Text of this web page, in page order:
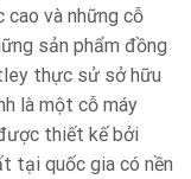
cao và những cỗ
sản phẩm đồng
thực sử sở hữu
là một cỗ máy
thiết kế bởi
tại quốc gia có nền